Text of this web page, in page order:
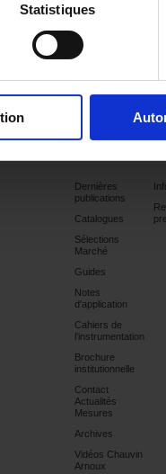
Statistiques
sur le marché local.
produits sont montés
normes de qualité
mises en œuvre par le
Dernières
publications
Catalogues
Sélections
Marché
Guides
Notes
d'application
Cahiers de
l'instrumentation
Brochure
institutionnelle
Contact
Actualités
Mesures
Archives
Vidéos Chauvin
Arnoux